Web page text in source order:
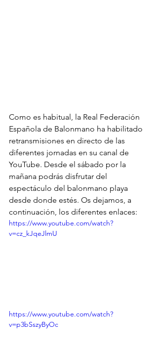
Como es habitual, la Real Federación
Española de Balonmano ha habilitado
retransmisiones en directo de las
diferentes jornadas en su canal de
YouTube. Desde el sábado por la
mañana podrás disfrutar del
espectáculo del balonmano playa
desde donde estés. Os dejamos, a
continuación, los diferentes enlaces:
https://www.youtube.com/watch?
v=cz_kJqeJlmU
https://www.youtube.com/watch?
v=p3bSszyByOc